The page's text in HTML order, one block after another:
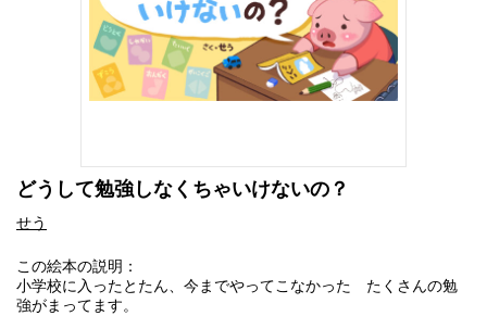
どうして勉強しなくちゃいけないの？
せう
この絵本の説明：
小学校に入ったとたん、今までやってこなかった たくさんの勉
強がまってます。